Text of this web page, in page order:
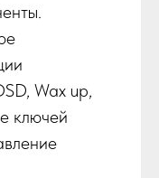
Wax up,
ключей